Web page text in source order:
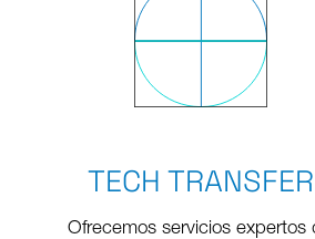
TECH TRANSFER
Ofrecemos servicios expertos